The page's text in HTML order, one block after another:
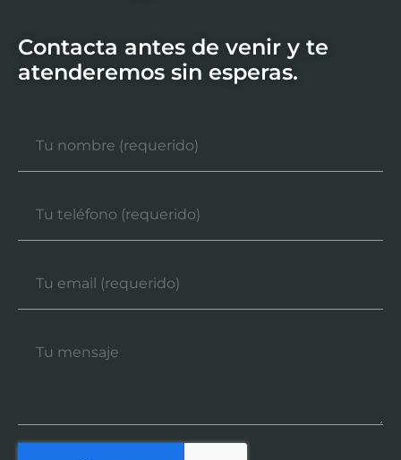
Contacta antes de venir y te
atenderemos sin esperas.